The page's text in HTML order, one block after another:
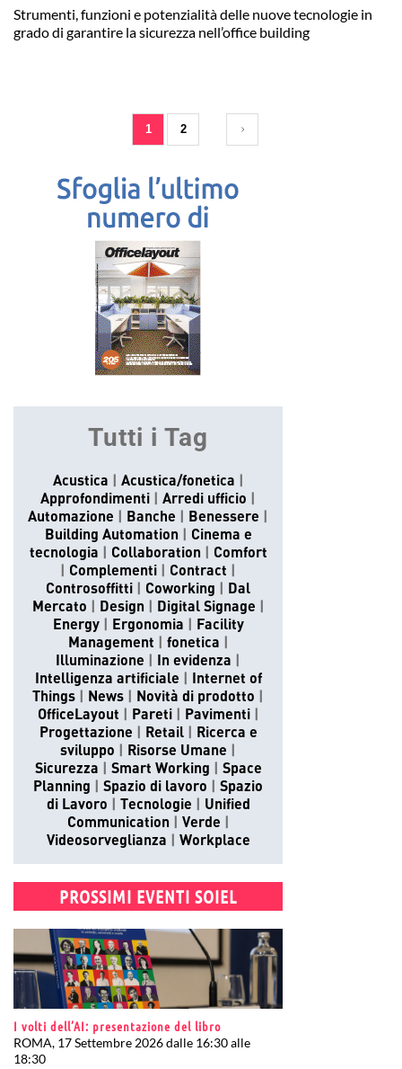
Strumenti, funzioni e potenzialità delle nuove tecnologie in
grado di garantire la sicurezza nell’office building
1 2
Tutti i Tag
Acustica
Acustica/fonetica
Approfondimenti
Arredi ufficio
Automazione
Banche
Benessere
Building Automation
Cinema e
tecnologia
Collaboration
Comfort
Complementi
Contract
Controsoffitti
Coworking
Dal
Mercato
Design
Digital Signage
Energy
Ergonomia
Facility
Management
fonetica
Illuminazione
In evidenza
Intelligenza artificiale
Internet of
Things
News
Novità di prodotto
OfficeLayout
Pareti
Pavimenti
Progettazione
Retail
Ricerca e
sviluppo
Risorse Umane
Sicurezza
Smart Working
Space
Planning
Spazio di lavoro
Spazio
di Lavoro
Tecnologie
Unified
Communication
Verde
Videosorveglianza
Workplace
PROSSIMI EVENTI SOIEL
I volti dell’AI: presentazione del libro
ROMA, 17 Settembre 2026 dalle 16:30 alle
18:30